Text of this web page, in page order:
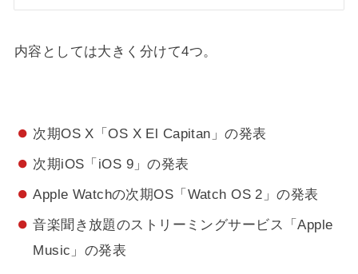
内容としては大きく分けて4つ。
次期OS X「OS X El Capitan」の発表
次期iOS「iOS 9」の発表
Apple Watchの次期OS「Watch OS 2」の発表
音楽聞き放題のストリーミングサービス「Apple
Music」の発表